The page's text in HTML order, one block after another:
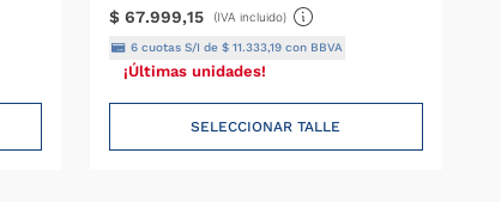
$ 67.999,15 (IVA incluido)
6 cuotas S/I de$ 11.333,19 con BBVA
¡Últimas unidades!
SELECCIONAR TALLE